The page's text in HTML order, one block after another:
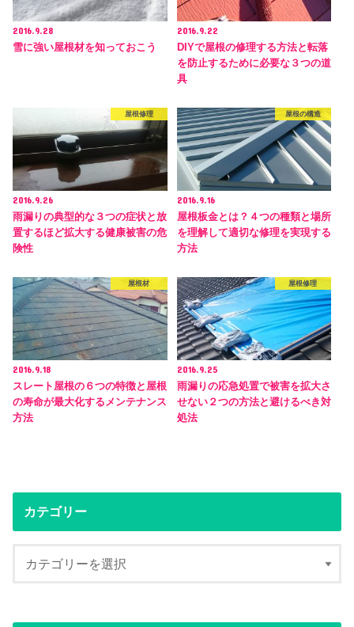
2016.9.28
雪に強い屋根材を知っておこう
2016.9.22
DIYで屋根の修理する方法と転落
を防止するために必要な３つの道
具
屋根修理
2016.9.26
雨漏りの典型的な３つの症状と放
置するほど拡大する健康被害の危
険性
屋根の構造
2016.9.16
屋根板金とは？４つの種類と場所
を理解して適切な修理を実現する
方法
屋根材
2016.9.18
スレート屋根の６つの特徴と屋根
の寿命が最大化するメンテナンス
方法
屋根修理
2016.9.25
雨漏りの応急処置で被害を拡大さ
せない２つの方法と避けるべき対
処法
カテゴリー